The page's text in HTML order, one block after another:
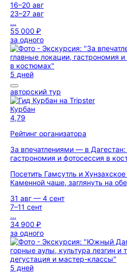
16–20 авг
23–27 авг
...
55 000 ₽
за одного
5 дней
авторский тур
Курбан
4,79
Рейтинг организатора
За впечатлениями — в
гастрономия и фотосессия в
Посетить Гамсутль и Хунзахское
Каменной чаше, заглянуть на
31 авг — 4 сент
7–11 сент
...
34 900 ₽
за одного
5 дней